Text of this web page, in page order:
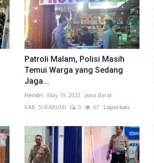
Patroli Malam, Polisi Masih
Temui Warga yang Sedang
Jaga...
Hendri May 19, 2023
Jawa Barat
KAB. SUKABUMI
0 67Laporkan